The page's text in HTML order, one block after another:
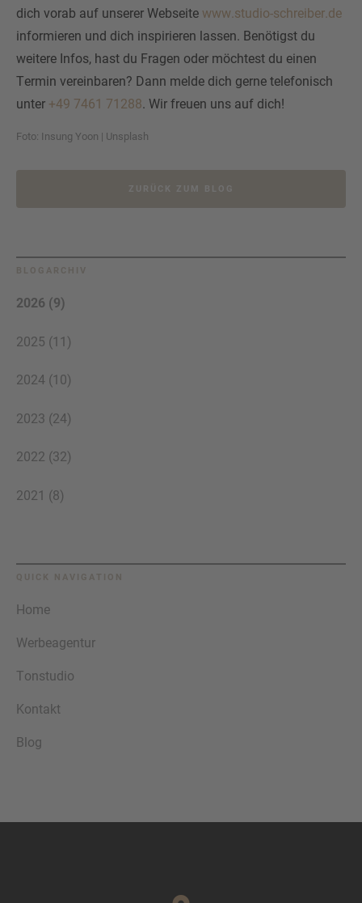
dich vorab auf unserer Webseite www.studio-schreiber.de
informieren und dich inspirieren lassen. Benötigst du
weitere Infos, hast du Fragen oder möchtest du einen
Termin vereinbaren? Dann melde dich gerne telefonisch
unter +49 7461 71288. Wir freuen uns auf dich!
Foto: Insung Yoon | Unsplash
ZURÜCK ZUM BLOG
BLOGARCHIV
2026 (9)
2025 (11)
2024 (10)
2023 (24)
2022 (32)
2021 (8)
QUICK NAVIGATION
Home
Werbeagentur
Tonstudio
Kontakt
Blog